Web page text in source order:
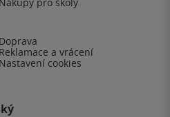
Doprava
Reklamace a vrácení
Nastavení cookies